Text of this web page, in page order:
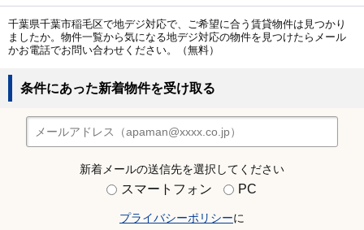
千葉県千葉市稲毛区で地デジ対応で、ご希望に合う賃貸物件は見つかり
ましたか。物件一覧から気になる地デジ対応の物件を見つけたらメール
かお電話でお問い合わせください。（無料）
条件にあった新着物件を受け取る
新着メールの送信先を選択してください
スマートフォン PC
プライバシーポリシーに